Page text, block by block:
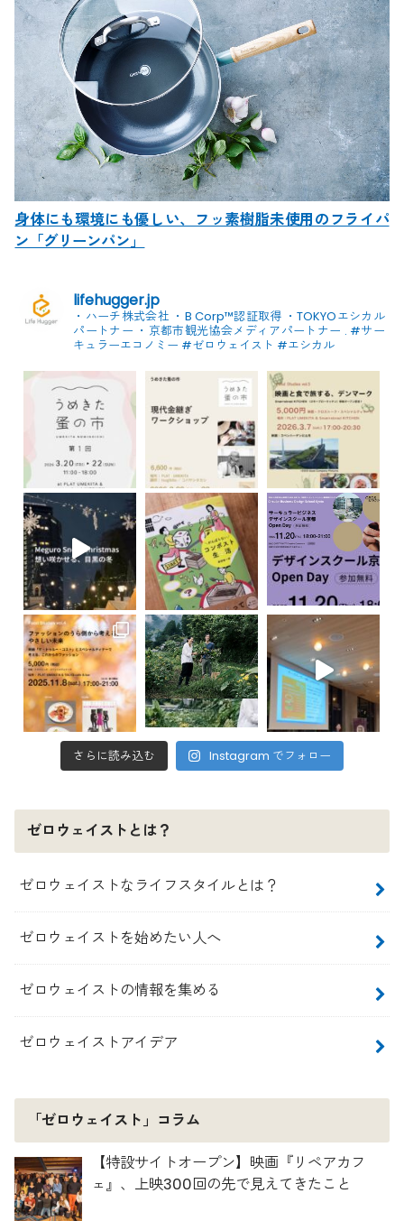
身体にも環境にも優しい、フッ素樹脂未使用のフライパ
ン「グリーンパン」
lifehugger.jp
・ハーチ株式会社 ・B Corp™認証取得 ・TOKYOエシカル
パートナー ・京都市観光協会メディアパートナー . #サー
キュラーエコノミー #ゼロウェイスト #エシカル
さらに読み込む Instagram でフォロー
ゼロウェイストとは？
ゼロウェイストなライフスタイルとは？
ゼロウェイストを始めたい人へ
ゼロウェイストの情報を集める
ゼロウェイストアイデア
「ゼロウェイスト」コラム
【特設サイトオープン】映画『リペアカフ
ェ』、上映300回の先で見えてきたこと